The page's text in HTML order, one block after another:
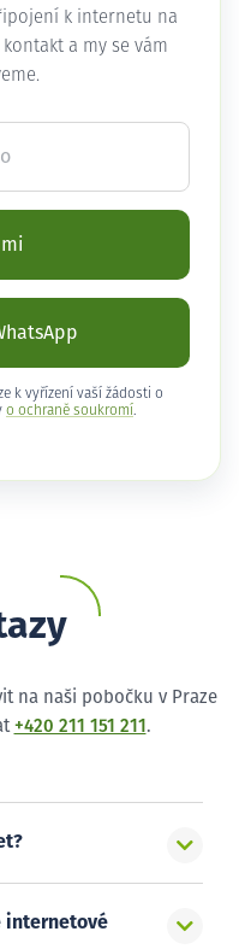
k internetu na
a my se vám
k vyřízení vaší žádosti o
o ochraně soukromí .
na naši pobočku v Praze
+420 211 151 211 .
internetové